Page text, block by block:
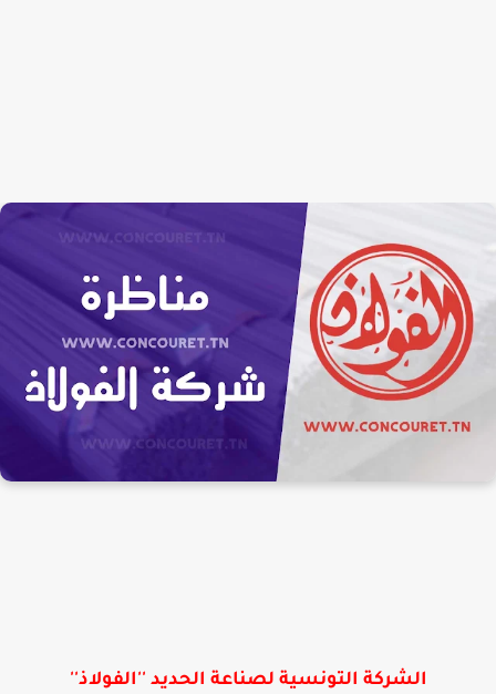
الشركة التونسية لصناعة الحديد ''الفولاذ''